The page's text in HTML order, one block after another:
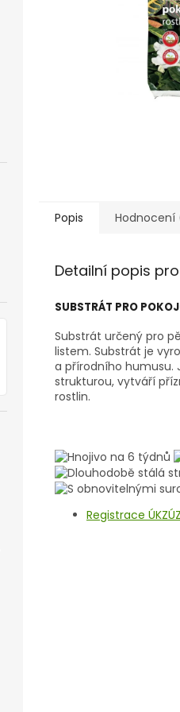
Popis Hodnocení
Detailní popis
SUBSTRÁT PRO
Substrát určený pro
listem. Substrát je
a přírodního humusu.
strukturou, vytváří
rostlin.
Registrace